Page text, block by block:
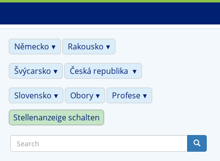
Skip
main
content
Německo
Rakousko
Švýcarsko Česká republika
Slovensko Obory Profese
Stellenanzeige schalten